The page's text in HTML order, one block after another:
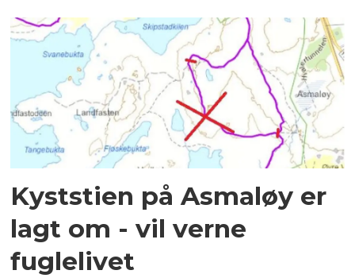
Kyststien på Asmaløy er
lagt om - vil verne
fuglelivet